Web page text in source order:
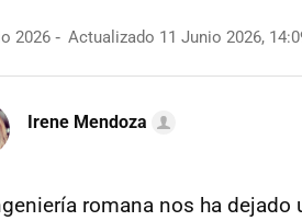
2026 Actualizado 11 Junio 2026,
Irene Mendoza
romana nos ha